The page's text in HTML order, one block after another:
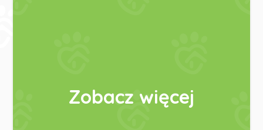
Zobacz więcej